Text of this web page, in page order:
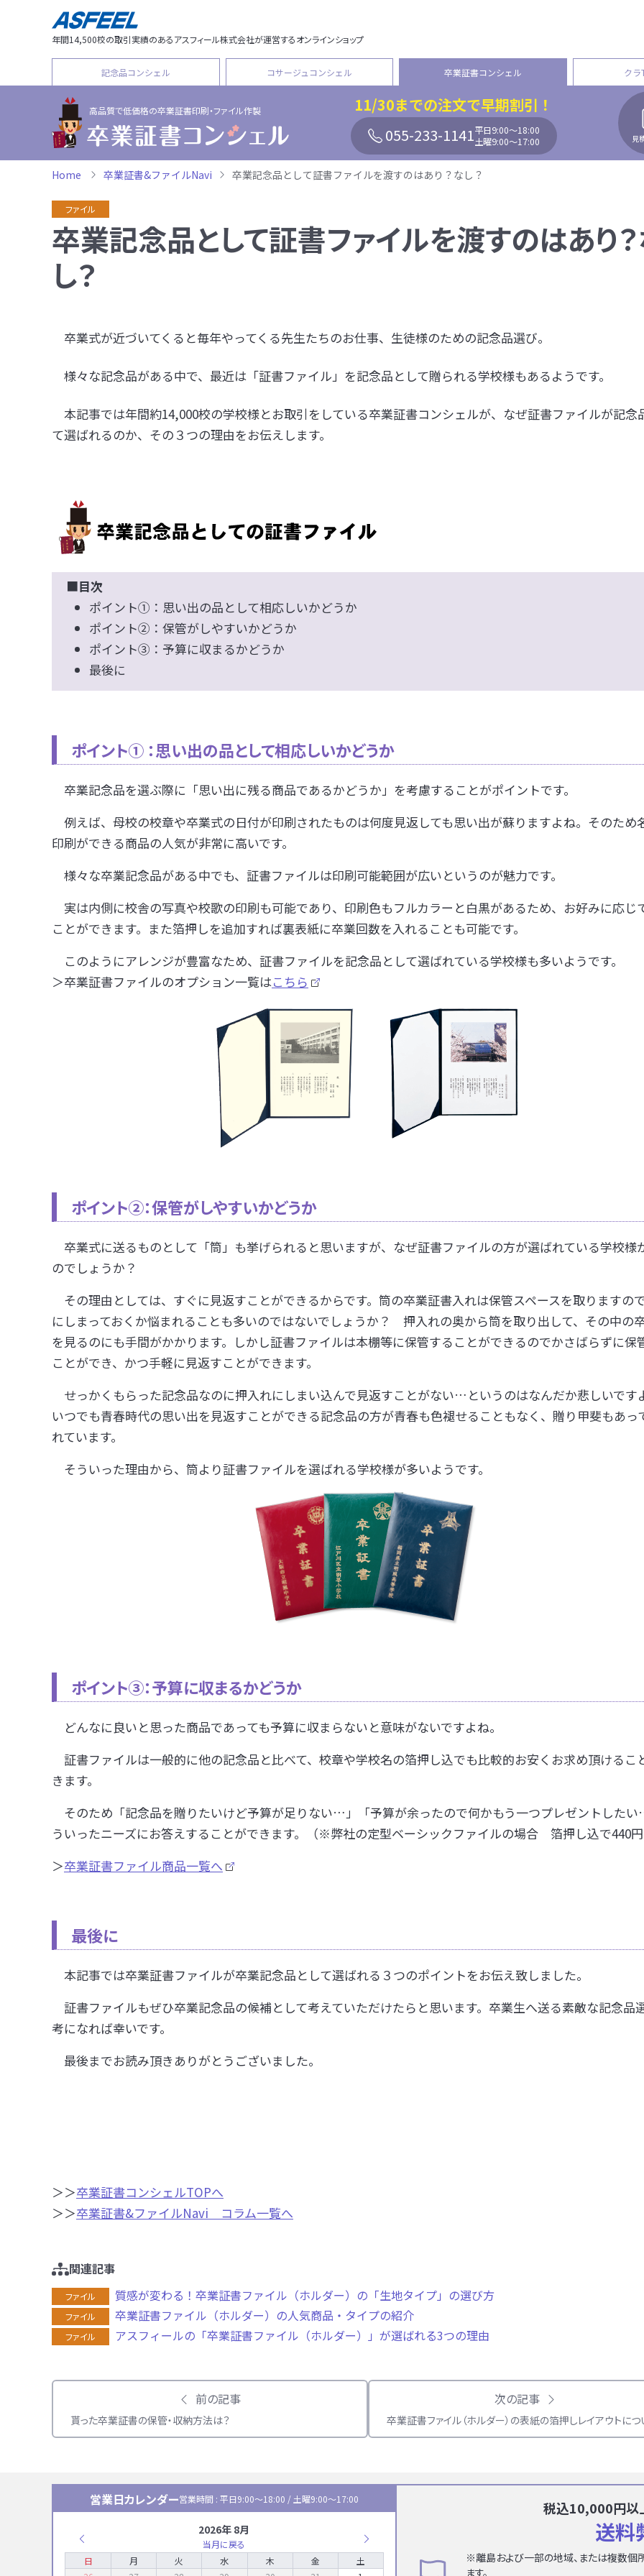
年間14,500校の取引実績のあるアスフィール株式会社が運営するオンラインショップ
記念品コンシェル コサージュコンシェル 卒業証書コンシェル クラ
高品質で低価格の卒業証書印刷・ファイル作製 11/30までの注文で早期割引！
055-233-1141平日9:00〜18:00
土曜9:00〜17:00
見
Home 卒業証書&ファイルNavi 卒業記念品として証書ファイルを渡すのはあり？なし？
ファイル
卒業記念品として証書ファイルを渡すのはあり
し？
卒業式が近づいてくると毎年やってくる先生たちのお仕事、生徒様のための記念品選び。
様々な記念品がある中で、最近は「証書ファイル」を記念品として贈られる学校様もあるようです。
本記事では年間約14,000校の学校様とお取引をしている卒業証書コンシェルが、なぜ証書ファイルが記念
て選ばれるのか、その３つの理由をお伝えします。
■目次
ポイント①：思い出の品として相応しいかどうか
ポイント②：保管がしやすいかどうか
ポイント③：予算に収まるかどうか
最後に
ポイント① ：思い出の品として相応しいかどうか
卒業記念品を選ぶ際に「思い出に残る商品であるかどうか」を考慮することがポイントです。
例えば、母校の校章や卒業式の日付が印刷されたものは何度見返しても思い出が蘇りますよね。そのため
印刷ができる商品の人気が非常に高いです。
様々な卒業記念品がある中でも、証書ファイルは印刷可能範囲が広いというのが魅力です。
実は内側に校舎の写真や校歌の印刷も可能であり、印刷色もフルカラーと白黒があるため、お好みに応じ
ことができます。また箔押しを追加すれば裏表紙に卒業回数を入れることも可能です。
このようにアレンジが豊富なため、証書ファイルを記念品として選ばれている学校様も多いようです。
＞卒業証書ファイルのオプション一覧はこちら
ポイント②：保管がしやすいかどうか
卒業式に送るものとして「筒」も挙げられると思いますが、なぜ証書ファイルの方が選ばれている学校様
のでしょうか？
その理由としては、すぐに見返すことができるからです。筒の卒業証書入れは保管スペースを取りますの
にしまっておくか悩まれることも多いのではないでしょうか？ 押入れの奥から筒を取り出して、その中の
を見るのにも手間がかかります。しかし証書ファイルは本棚等に保管することができるのでかさばらずに保
ことができ、かつ手軽に見返すことができます。
せっかくもらった記念品なのに押入れにしまい込んで見返すことがない…というのはなんだか悲しいです
いつでも青春時代の思い出を見返すことができる記念品の方が青春も色褪せることもなく、贈り甲斐もあっ
れています。
そういった理由から、筒より証書ファイルを選ばれる学校様が多いようです。
ポイント③：予算に収まるかどうか
どんなに良いと思った商品であっても予算に収まらないと意味がないですよね。
証書ファイルは一般的に他の記念品と比べて、校章や学校名の箔押し込でも比較的お安くお求め頂けるこ
きます。
そのため「記念品を贈りたいけど予算が足りない…」「予算が余ったので何かもう一つプレゼントした
ういったニーズにお答えすることができます。（※弊社の定型ベーシックファイルの場合 箔押し込で440
＞卒業証書ファイル商品一覧へ
最後に
本記事では卒業証書ファイルが卒業記念品として選ばれる３つのポイントをお伝え致しました。
証書ファイルもぜひ卒業記念品の候補として考えていただけたらと思います。卒業生へ送る素敵な記念品
考になれば幸いです。
最後までお読み頂きありがとうございました。
＞＞卒業証書コンシェルTOPへ
＞＞卒業証書&ファイルNavi コラム一覧へ
関連記事
ファイル 質感が変わる！卒業証書ファイル（ホルダー）の「生地タイプ」の選び方
ファイル 卒業証書ファイル（ホルダー）の人気商品・タイプの紹介
ファイル アスフィールの「卒業証書ファイル（ホルダー）」が選ばれる3つの理由
前の記事
貰った卒業証書の保管・収納方法は？
次の記事
卒業証書ファイル（ホルダー）の表紙の箔押しレイアウトにつ
営業日カレンダー営業時間 : 平日9:00〜18:00 / 土曜9:00〜17:00
2026年 8月
当月に戻る
日
月 火 水 木 金
土
税込10,000円以
送料
※離島および一部の地域、または複数
ます。